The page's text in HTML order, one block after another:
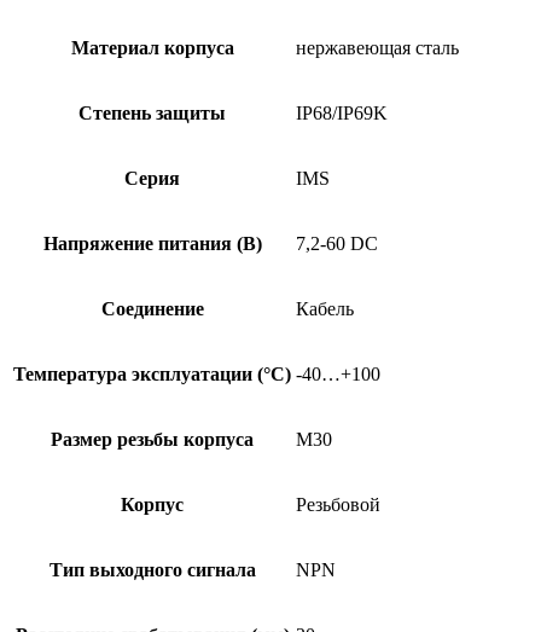
Материал корпуса нержавеющая сталь
Степень защиты IP68/IP69K
Серия IMS
Напряжение питания (В) 7,2-60 DC
Соединение Кабель
Температура эксплуатации (°C) -40…+100
Размер резьбы корпуса M30
Корпус Резьбовой
Тип выходного сигнала NPN